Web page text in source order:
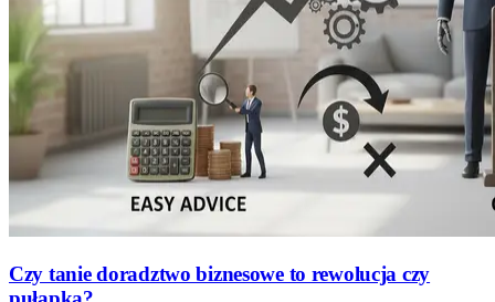
Czy tanie doradztwo biznesowe to rewolucja czy